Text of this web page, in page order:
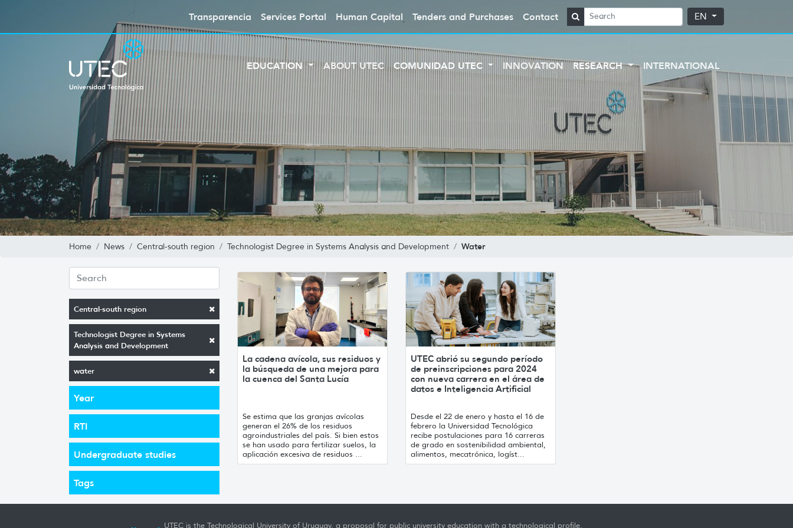
Transparencia Services Portal Human Capital Tenders and Purchases Contact EN
EDUCATION ABOUT UTEC COMUNIDAD UTEC INNOVATION RESEARCH INTERNATIONAL
Home News Central-south region Technologist Degree in Systems Analysis and Development Water
Central-south region
Technologist Degree in Systems
Analysis and Development
water
Year
RTI
Undergraduate studies
Tags
La cadena avícola, sus residuos y
la búsqueda de una mejora para
la cuenca del Santa Lucía
Se estima que las granjas avícolas
generan el 26% de los residuos
agroindustriales del país. Si bien estos
se han usado para fertilizar suelos, la
aplicación excesiva de residuos ...
UTEC abrió su segundo período
de preinscripciones para 2024
con nueva carrera en el área de
datos e Inteligencia Artificial
Desde el 22 de enero y hasta el 16 de
febrero la Universidad Tecnológica
recibe postulaciones para 16 carreras
de grado en sostenibilidad ambiental,
alimentos, mecatrónica, logíst...
UTEC is the Technological University of Uruguay, a proposal for public university education with a technological profile,